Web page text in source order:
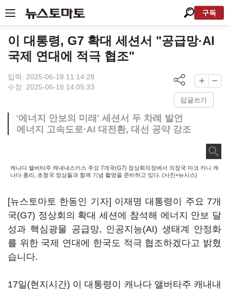
구독
이 대통령, G7 확대 세션서 "공급망·AI
국제 연대에 적극 협조"
입력: 2025-06-18 11:14:28
수정: 2025-06-18 14:05:33
답글쓰기
'에너지 안보의 미래' 세션서 두 차례 발언
에너지 고속도로·AI 대전환, 대선 공약 강조
캐나다 앨버타주 캐내내스키스 주요 7개국(G7) 정상회의장에서 의장국 마크 카니 캐
나다 총리, 초청국 정상들과 함께 기념 촬영을 준비하고 있다. (사진=뉴시스)
[뉴스토마토 한동인 기자] 이재명 대통령이 주요 7개
국(G7) 정상회의 확대 세션에 참석해 에너지 안보 달
성과 핵심광물 공급망, 인공지능(AI) 생태계 안정화
를 위한 국제 연대에 한국도 적극 협조하겠다고 밝혔
습니다.
17일(현지시간) 이 대통령이 캐나다 앨버타주 캐내내